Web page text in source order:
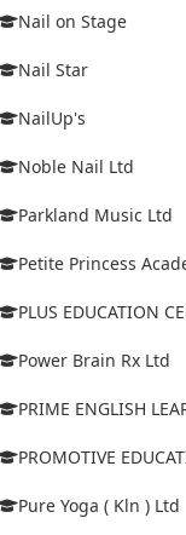
Nail on Stage
Nail Star
NailUp's
Noble Nail Ltd
Parkland Music Ltd
Petite Princess
PLUS EDUCATION
Power Brain Rx Ltd
PRIME ENGLISH
PROMOTIVE
Pure Yoga ( Kln ) Ltd